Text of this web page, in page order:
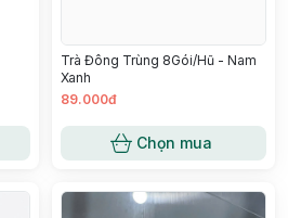
Trà Đông Trùng 8Gói/Hũ - Nam
Xanh
89.000đ
Chọn mua